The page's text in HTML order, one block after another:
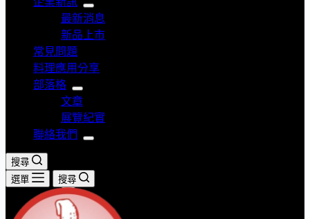
最新消息
新品上市
常見問題
料理應用分享
部落格
文章
展覽紀實
聯絡我們
搜尋
選單
搜尋